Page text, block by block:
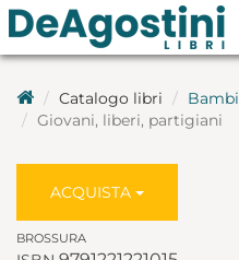
Catalogo libri
Giovani, liberi, partigiani
ACQUISTA
BROSSURA